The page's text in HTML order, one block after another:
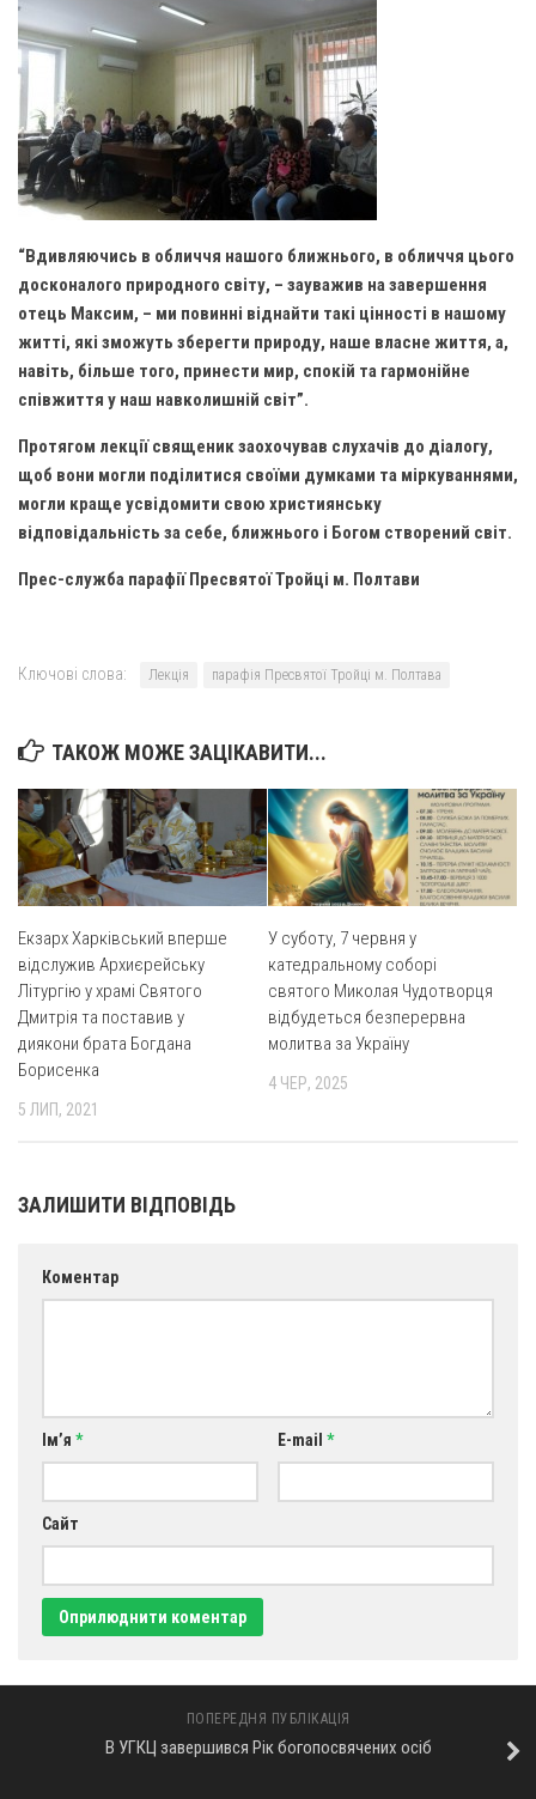
Введення в храм Богородиці (м. Суми)
Матері Божої Неустанної Помочі (м. Охтирка)
Монастирі
Свято-Покровський монастир оо Василіян
Свято-Івано-Павлівський монастир сестер Згромадження
Св. Йосифа ОПДМ
Монастир Успення Пресвятої Богородиці Сестер Чину
Святого Василія Великого
Комісії
Катехитична комісія
Комісія у справах родини
Комісія з питань душпастирства охорони здоров’я
Спільноти
Квіти Слобожанщини
Полтавщина
Оголошення
Трансляції
“Вдивляючись в обличчя нашого ближнього, в обличчя цього
досконалого природного світу, – зауважив на завершення
отець Максим, – ми повинні віднайти такі цінності в нашому
житті, які зможуть зберегти природу, наше власне життя, а,
навіть, більше того, принести мир, спокій та гармонійне
співжиття у наш навколишній світ”.
Протягом лекції священик заохочував слухачів до діалогу,
щоб вони могли поділитися своїми думками та міркуваннями,
могли краще усвідомити свою християнську
відповідальність за себе, ближнього і Богом створений світ.
Прес-служба парафії Пресвятої Тройці м. Полтави
Ключові слова: Лекція парафія Пресвятої Тройці м. Полтава
ТАКОЖ МОЖЕ ЗАЦІКАВИТИ...
Екзарх Харківський вперше
відслужив Архиєрейську
Літургію у храмі Святого
Дмитрія та поставив у
диякони брата Богдана
Борисенка
5 ЛИП, 2021
У суботу, 7 червня у
катедральному соборі
святого Миколая Чудотворця
відбудеться безперервна
молитва за Україну
4 ЧЕР, 2025
ЗАЛИШИТИ ВІДПОВІДЬ
Коментар
Ім’я * E-mail *
Сайт
ПОПЕРЕДНЯ ПУБЛІКАЦІЯ
В УГКЦ завершився Рік богопосвячених осіб